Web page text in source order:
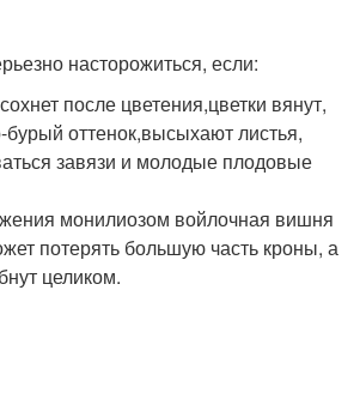
насторожиться, если:
после цветения,цветки вянут,
оттенок,высыхают листья,
завязи и молодые плодовые
монилиозом войлочная вишня
потерять большую часть кроны, а
целиком.